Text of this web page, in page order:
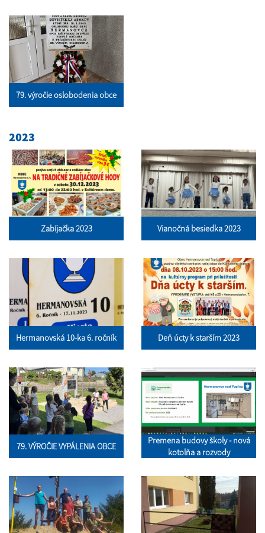
79. výročie oslobodenia obce
2023
Zabíjačka 2023 Vianočná besiedka 2023
Hermanovská 10-ka 6. ročník Deň úcty k starším 2023
79. VÝROČIE VYPÁLENIA OBCE
Premena budovy školy - nová
kotolňa a rozvody